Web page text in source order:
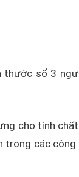
thước số 3
cho tính
trong các